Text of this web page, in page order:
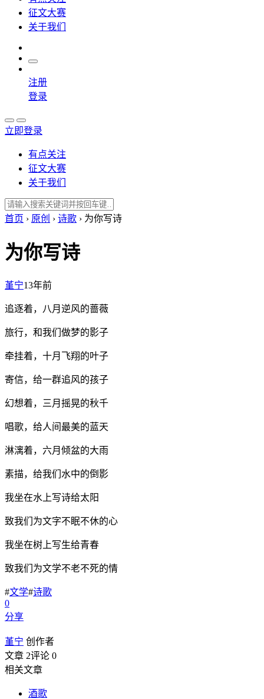
征文大赛
关于我们
注册
登录
立即登录
有点关注
征文大赛
关于我们
首页 › 原创 › 诗歌 › 为你写诗
为你写诗
堇宁13年前
追逐着，八月逆风的蔷薇
旅行，和我们做梦的影子
牵挂着，十月飞翔的叶子
寄信，给一群追风的孩子
幻想着，三月摇晃的秋千
唱歌，给人间最美的蓝天
淋漓着，六月倾盆的大雨
素描，给我们水中的倒影
我坐在水上写诗给太阳
致我们为文字不眠不休的心
我坐在树上写生给青春
致我们为文学不老不死的情
#文学#诗歌
0
分享
堇宁 创作者
文章 2评论 0
相关文章
酒歌